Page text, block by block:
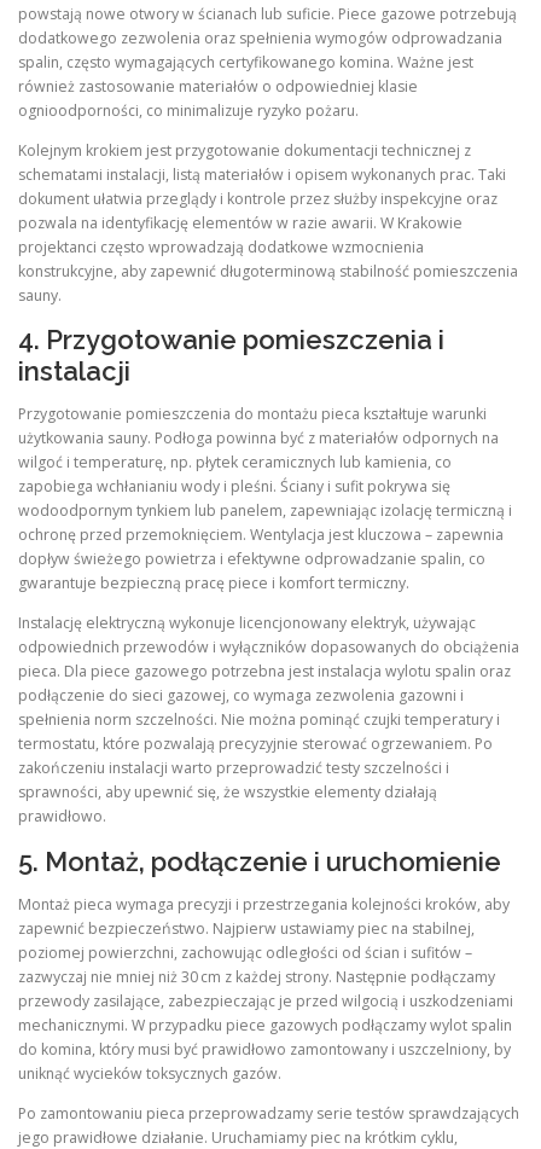
powstają nowe otwory w ścianach lub suficie. Piece gazowe potrzebują
dodatkowego zezwolenia oraz spełnienia wymogów odprowadzania
spalin, często wymagających certyfikowanego komina. Ważne jest
również zastosowanie materiałów o odpowiedniej klasie
ognioodporności, co minimalizuje ryzyko pożaru.
Kolejnym krokiem jest przygotowanie dokumentacji technicznej z
schematami instalacji, listą materiałów i opisem wykonanych prac. Taki
dokument ułatwia przeglądy i kontrole przez służby inspekcyjne oraz
pozwala na identyfikację elementów w razie awarii. W Krakowie
projektanci często wprowadzają dodatkowe wzmocnienia
konstrukcyjne, aby zapewnić długoterminową stabilność pomieszczenia
sauny.
4. Przygotowanie pomieszczenia i
instalacji
Przygotowanie pomieszczenia do montażu pieca kształtuje warunki
użytkowania sauny. Podłoga powinna być z materiałów odpornych na
wilgoć i temperaturę, np. płytek ceramicznych lub kamienia, co
zapobiega wchłanianiu wody i pleśni. Ściany i sufit pokrywa się
wodoodpornym tynkiem lub panelem, zapewniając izolację termiczną i
ochronę przed przemoknięciem. Wentylacja jest kluczowa – zapewnia
dopływ świeżego powietrza i efektywne odprowadzanie spalin, co
gwarantuje bezpieczną pracę piece i komfort termiczny.
Instalację elektryczną wykonuje licencjonowany elektryk, używając
odpowiednich przewodów i wyłączników dopasowanych do obciążenia
pieca. Dla piece gazowego potrzebna jest instalacja wylotu spalin oraz
podłączenie do sieci gazowej, co wymaga zezwolenia gazowni i
spełnienia norm szczelności. Nie można pominąć czujki temperatury i
termostatu, które pozwalają precyzyjnie sterować ogrzewaniem. Po
zakończeniu instalacji warto przeprowadzić testy szczelności i
sprawności, aby upewnić się, że wszystkie elementy działają
prawidłowo.
5. Montaż, podłączenie i uruchomienie
Montaż pieca wymaga precyzji i przestrzegania kolejności kroków, aby
zapewnić bezpieczeństwo. Najpierw ustawiamy piec na stabilnej,
poziomej powierzchni, zachowując odległości od ścian i sufitów –
zazwyczaj nie mniej niż 30 cm z każdej strony. Następnie podłączamy
przewody zasilające, zabezpieczając je przed wilgocią i uszkodzeniami
mechanicznymi. W przypadku piece gazowych podłączamy wylot spalin
do komina, który musi być prawidłowo zamontowany i uszczelniony, by
uniknąć wycieków toksycznych gazów.
Po zamontowaniu pieca przeprowadzamy serie testów sprawdzających
jego prawidłowe działanie. Uruchamiamy piec na krótkim cyklu,